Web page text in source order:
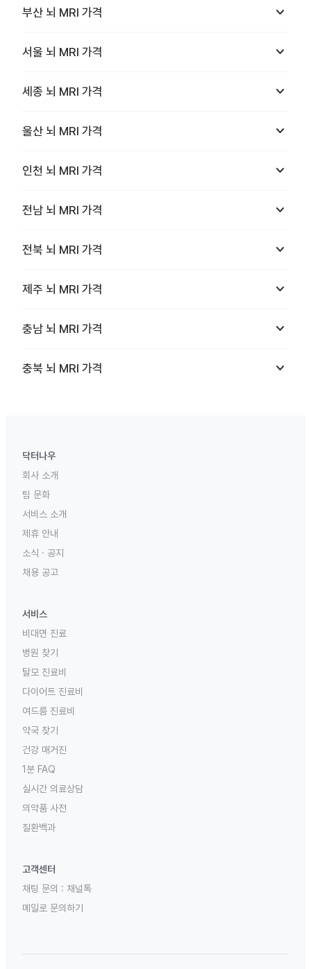
부산 뇌 MRI 가격 keyboard_arrow_down
서울 뇌 MRI 가격 keyboard_arrow_down
세종 뇌 MRI 가격 keyboard_arrow_down
울산 뇌 MRI 가격 keyboard_arrow_down
인천 뇌 MRI 가격 keyboard_arrow_down
전남 뇌 MRI 가격 keyboard_arrow_down
전북 뇌 MRI 가격 keyboard_arrow_down
제주 뇌 MRI 가격 keyboard_arrow_down
충남 뇌 MRI 가격 keyboard_arrow_down
충북 뇌 MRI 가격 keyboard_arrow_down
닥터나우
회사 소개
팀 문화
서비스 소개
제휴 안내
소식 · 공지
채용 공고
서비스
비대면 진료
병원 찾기
탈모 진료비
다이어트 진료비
여드름 진료비
약국 찾기
건강 매거진
1분 FAQ
실시간 의료상담
의약품 사전
질환백과
고객센터
채팅 문의 : 채널톡
메일로 문의하기